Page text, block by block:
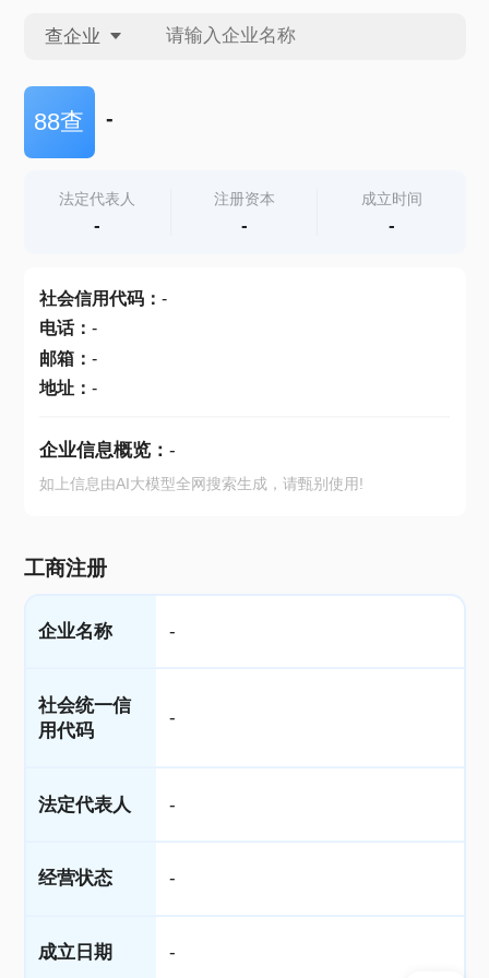
查企业
查企业
查产地
88查 -
法定代表人
-
注册资本
-
成立时间
-
社会信用代码： -
电话： -
邮箱： -
地址： -
企业信息概览： -
如上信息由AI大模型全网搜索生成，请甄别使用!
工商注册
企业名称 -
社会统一信
用代码
-
法定代表人 -
经营状态 -
成立日期 -